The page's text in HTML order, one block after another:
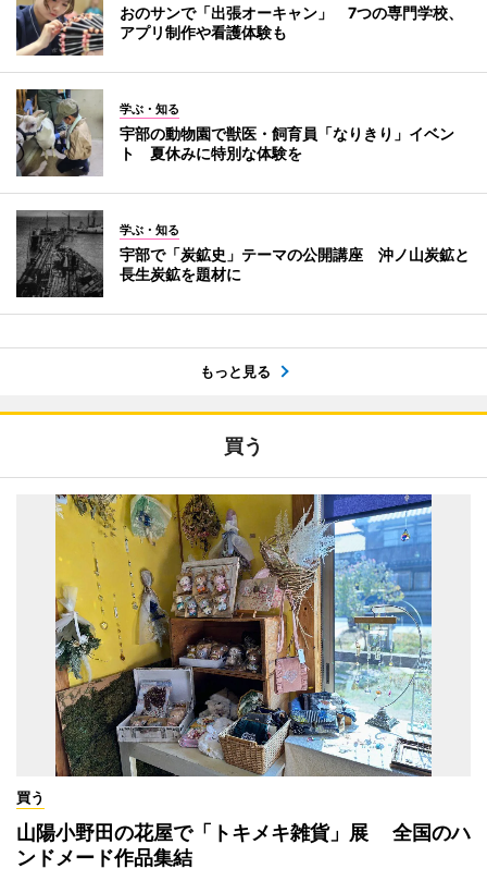
おのサンで「出張オーキャン」 7つの専門学校、
アプリ制作や看護体験も
学ぶ・知る
宇部の動物園で獣医・飼育員「なりきり」イベン
ト 夏休みに特別な体験を
学ぶ・知る
宇部で「炭鉱史」テーマの公開講座 沖ノ山炭鉱と
長生炭鉱を題材に
もっと見る
買う
買う
山陽小野田の花屋で「トキメキ雑貨」展 全国のハ
ンドメード作品集結